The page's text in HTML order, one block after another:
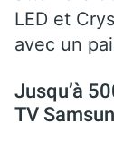
LED et
avec un
Jusqu’à
TV